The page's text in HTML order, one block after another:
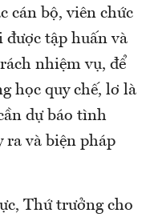
cán bộ, viên chức
được tập huấn và
nhiệm vụ, để
học quy chế, lơ là
dự báo tình
ra và biện pháp
Thứ trưởng cho